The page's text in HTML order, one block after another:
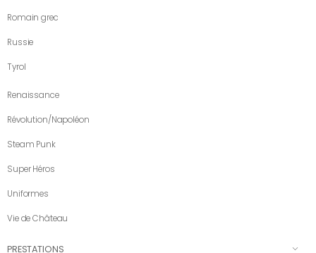
Romain grec
Russie
Tyrol
Renaissance
Révolution/Napoléon
Steam Punk
Super Héros
Uniformes
Vie de Château
PRESTATIONS